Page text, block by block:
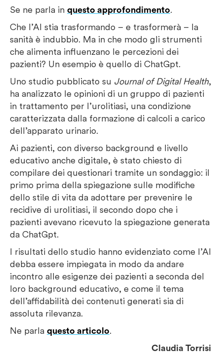
Se ne parla in questo approfondimento.
Che l’AI stia trasformando – e trasformerà – la
sanità è indubbio. Ma in che modo gli strumenti
che alimenta influenzano le percezioni dei
pazienti? Un esempio è quello di ChatGpt.
Uno studio pubblicato su Journal of Digital Health,
ha analizzato le opinioni di un gruppo di pazienti
in trattamento per l’urolitiasi, una condizione
caratterizzata dalla formazione di calcoli a carico
dell’apparato urinario.
Ai pazienti, con diverso background e livello
educativo anche digitale, è stato chiesto di
compilare dei questionari tramite un sondaggio: il
primo prima della spiegazione sulle modifiche
dello stile di vita da adottare per prevenire le
recidive di urolitiasi, il secondo dopo che i
pazienti avevano ricevuto la spiegazione generata
da ChatGpt.
I risultati dello studio hanno evidenziato come l’AI
debba essere impiegata in modo da andare
incontro alle esigenze dei pazienti a seconda del
loro background educativo, e come il tema
dell’affidabilità dei contenuti generati sia di
assoluta rilevanza.
Ne parla questo articolo.
Claudia Torrisi